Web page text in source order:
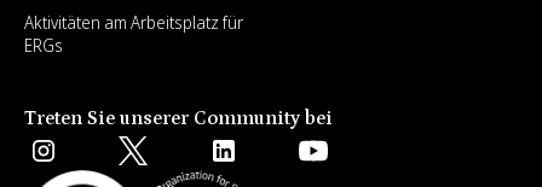
Aktivitäten am Arbeitsplatz für
ERGs
Treten Sie unserer Community bei